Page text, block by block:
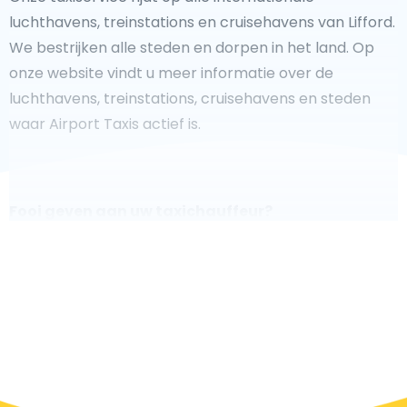
luchthavens, treinstations en cruisehavens van Lifford.
We bestrijken alle steden en dorpen in het land. Op
onze website vindt u meer informatie over de
luchthavens, treinstations, cruisehavens en steden
waar Airport Taxis actief is.
mogelijk heeft gemaakt, dan bent u van harte welkom